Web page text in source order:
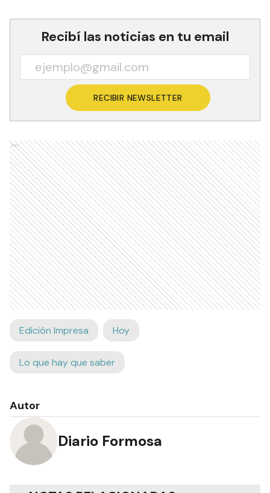
Recibí las noticias en tu email
RECIBIR NEWSLETTER
Ads
Edición Impresa Hoy
Lo que hay que saber
Autor
Diario Formosa